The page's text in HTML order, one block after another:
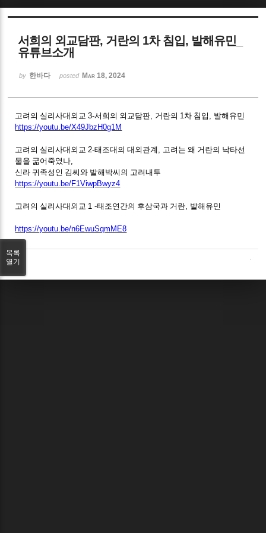
서희의 외교담판, 거란의 1차 침입, 발해유민_
유튜브소개
by 한바다 posted Mar 18, 2024
고려의 실리사대외교3-서희의 외교담판 거란의 1 차 침입
발해유민
https://youtu.be/X49JbzH0g1M
고려의 실리사대외교 2-태조대의 대외관계
고려는 왜 거란의 낙타선
물을 굶어죽였나
신라 귀족성인 김씨와 발해박씨의 고려내투
https://youtu.be/F1ViwpBwyz4
고려의 실리사대외교 1 -태조연간의 후삼국과 거란 발해유민
https://youtu.be/n6EwuSqmME8
목록
열기
Sketchbook5, 스케치북5
Sketchbook5, 스케치북5